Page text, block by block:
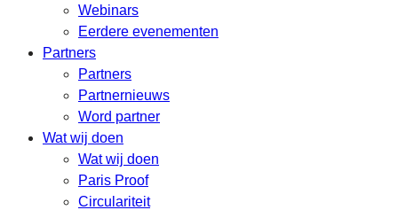
Webinars
Eerdere evenementen
Partners
Partners
Partnernieuws
Word partner
Wat wij doen
Wat wij doen
Paris Proof
Circulariteit